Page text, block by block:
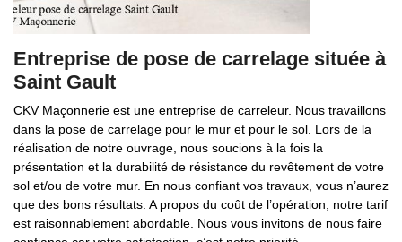
Entreprise de pose de carrelage située à
Saint Gault
CKV Maçonnerie est une entreprise de carreleur. Nous travaillons
dans la pose de carrelage pour le mur et pour le sol. Lors de la
réalisation de notre ouvrage, nous soucions à la fois la
présentation et la durabilité de résistance du revêtement de votre
sol et/ou de votre mur. En nous confiant vos travaux, vous n’aurez
que des bons résultats. A propos du coût de l’opération, notre tarif
est raisonnablement abordable. Nous vous invitons de nous faire